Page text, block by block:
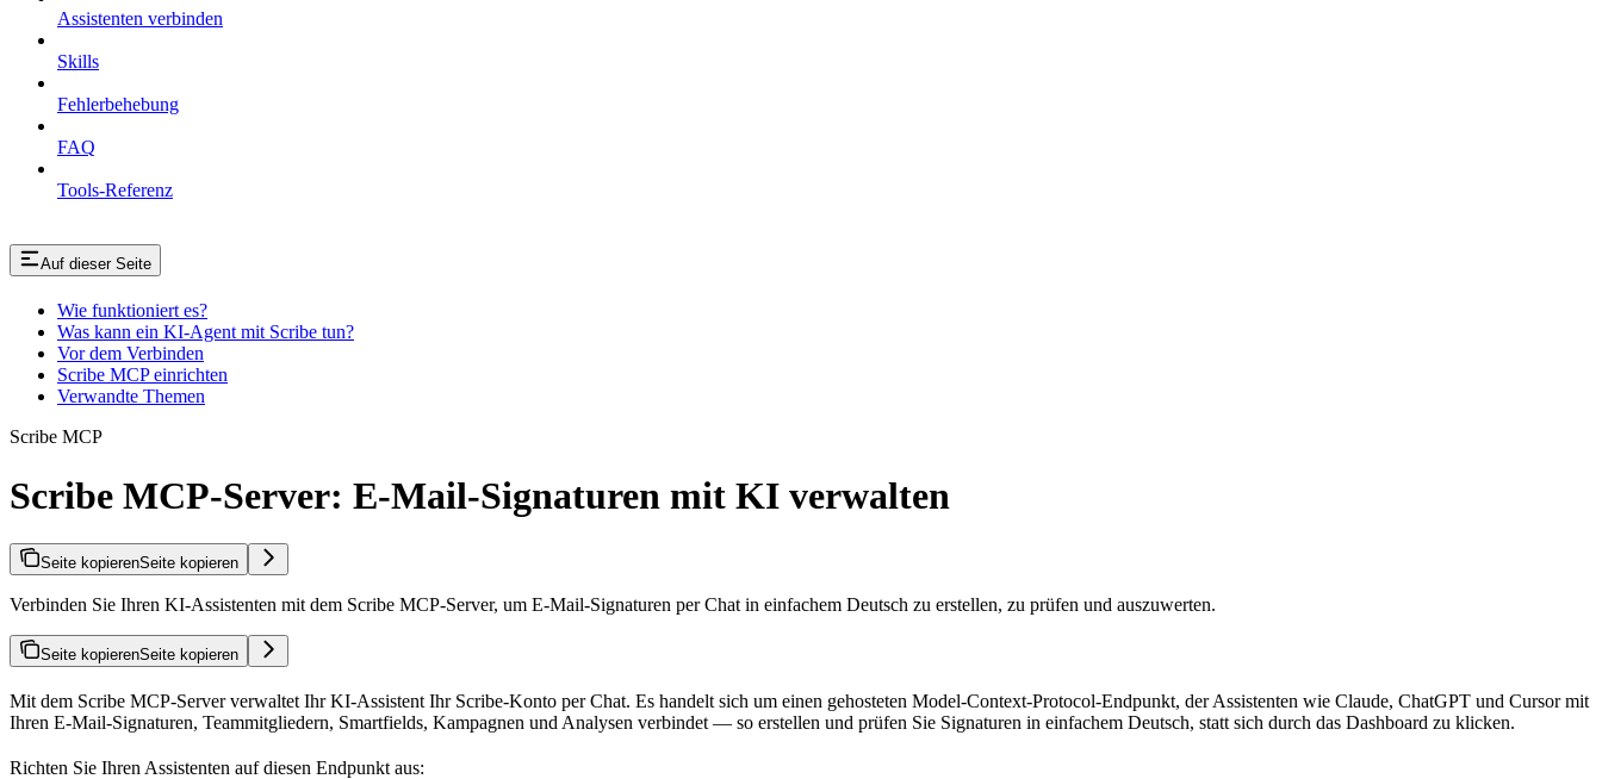
Assistenten verbinden
Skills
Fehlerbehebung
FAQ
Tools-Referenz
Auf dieser Seite
Wie funktioniert es?
Was kann ein KI-Agent mit Scribe tun?
Vor dem Verbinden
Scribe MCP einrichten
Verwandte Themen
Scribe MCP
Scribe MCP-Server: E-Mail-Signaturen mit KI verwalten
Seite kopierenSeite kopieren
Verbinden Sie Ihren KI-Assistenten mit dem Scribe MCP-Server, um E-Mail-Signaturen per Chat in einfachem Deutsch zu erstellen, zu prüfen und auszuwerten.
Seite kopierenSeite kopieren
Mit dem Scribe MCP-Server verwaltet Ihr KI-Assistent Ihr Scribe-Konto per Chat. Es handelt sich um einen gehosteten Model-Context-Protocol-Endpunkt, der Assistenten wie Claude, ChatGPT und Cursor mit
Ihren E-Mail-Signaturen, Teammitgliedern, Smartfields, Kampagnen und Analysen verbindet — so erstellen und prüfen Sie Signaturen in einfachem Deutsch, statt sich durch das Dashboard zu klicken.
Richten Sie Ihren Assistenten auf diesen Endpunkt aus: